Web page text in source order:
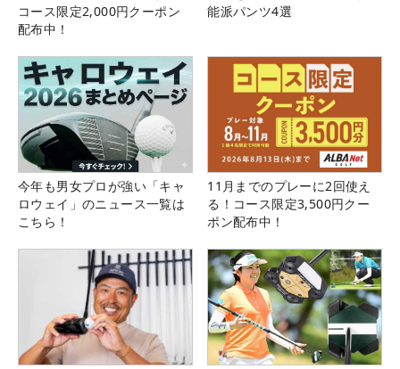
コース限定2,000円クーポン
配布中！
能派パンツ4選
今年も男女プロが強い「キャ
ロウェイ」のニュース一覧は
こちら！
11月までのプレーに2回使え
る！コース限定3,500円クー
ポン配布中！